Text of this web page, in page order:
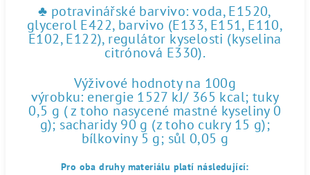
♣ potravinářské barvivo: voda, E1520,
glycerol E422, barvivo (E133, E151, E110,
E102, E122), regulátor kyselosti (kyselina
citrónová E330).
Výživové hodnoty na 100g
výrobku: energie 1527 kJ/ 365 kcal; tuky
0,5 g ( z toho nasycené mastné kyseliny 0
g); sacharidy 90 g (z toho cukry 15 g);
bílkoviny 5 g; sůl 0,05 g
Pro oba druhy materiálu platí následující: